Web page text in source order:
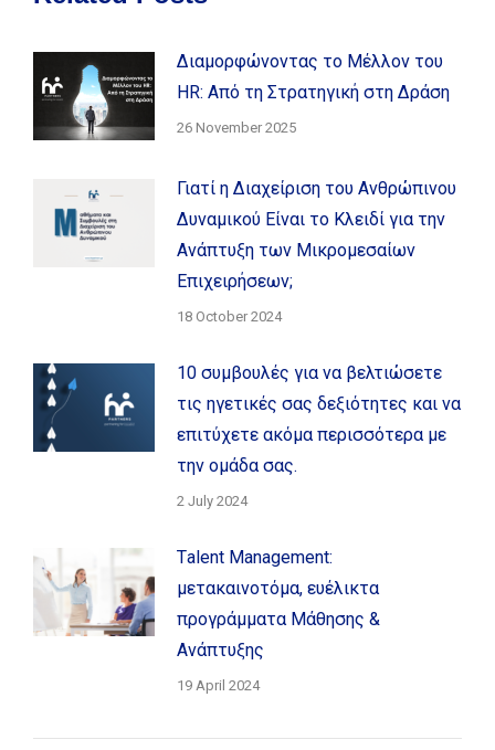
Διαμορφώνοντας το Μέλλον του
HR: Από τη Στρατηγική στη Δράση
26 November 2025
Γιατί η Διαχείριση του Ανθρώπινου
Δυναμικού Είναι το Κλειδί για την
Ανάπτυξη των Μικρομεσαίων
Επιχειρήσεων;
18 October 2024
10 συμβουλές για να βελτιώσετε
τις ηγετικές σας δεξιότητες και να
επιτύχετε ακόμα περισσότερα με
την ομάδα σας.
2 July 2024
Τalent Management:
μετακαινοτόμα, ευέλικτα
προγράμματα Μάθησης &
Ανάπτυξης
19 April 2024